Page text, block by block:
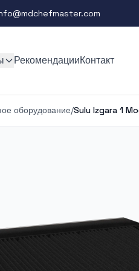
РекомендацииКонтакт
оборудование/Sulu Izgara 1